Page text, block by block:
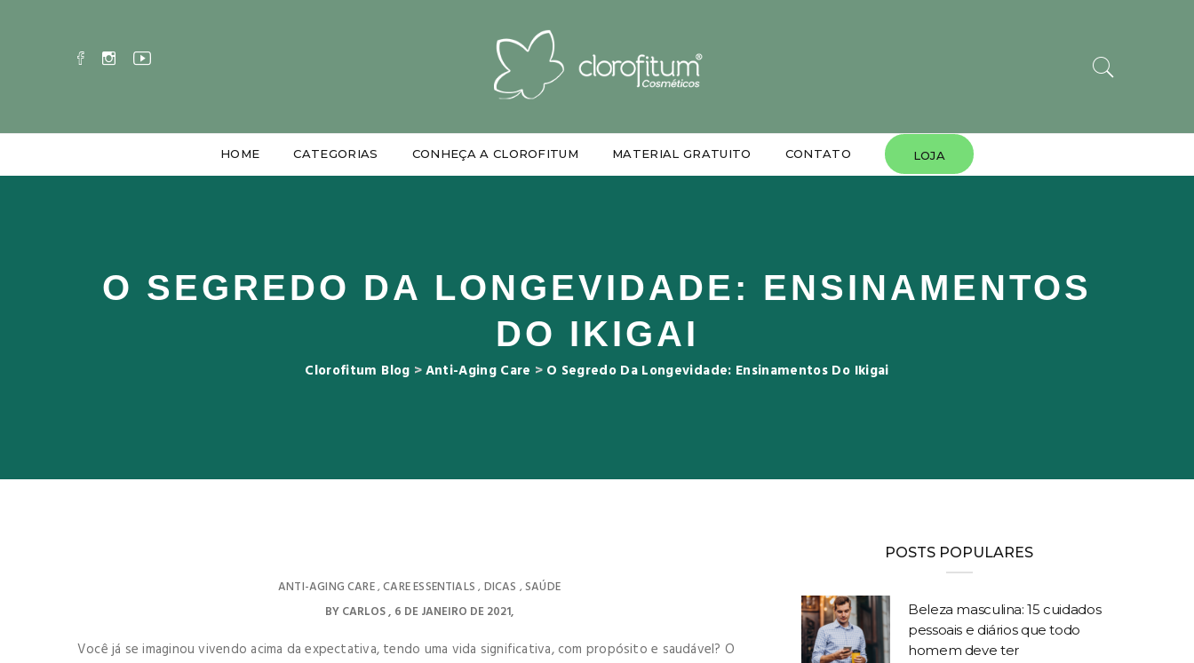
HOME CATEGORIAS CONHEÇA A CLOROFITUM MATERIAL GRATUITO CONTATO LOJA
O SEGREDO DA LONGEVIDADE: ENSINAMENTOS
DO IKIGAI
Clorofitum Blog >Anti-Aging Care > O Segredo Da Longevidade: Ensinamentos Do Ikigai
ANTI-AGING CARE,CARE ESSENTIALS , DICAS ,SAÚDE
BYCARLOS 6 DE JANEIRO DE 2021
Você já se imaginou vivendo acima da expectativa, tendo uma vida significativa, com propósito e saudável? O
POSTS POPULARES
Beleza masculina: 15 cuidados
pessoais e diários que todo
homem deve ter